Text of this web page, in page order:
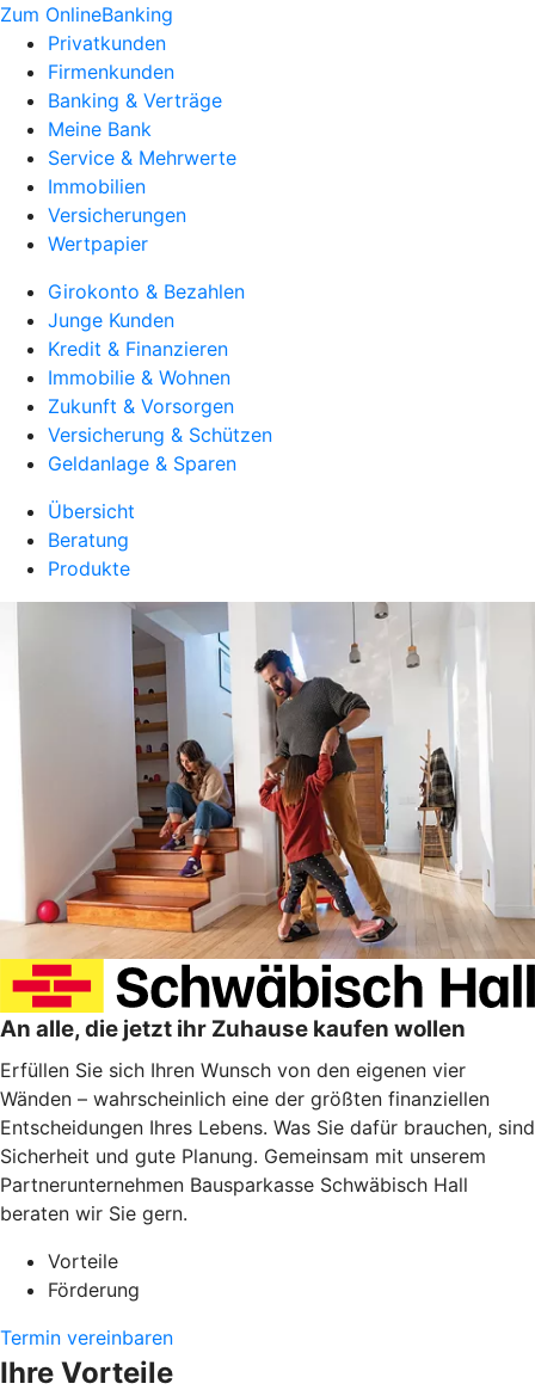
Zum OnlineBanking
Privatkunden
Firmenkunden
Banking & Verträge
Meine Bank
Service & Mehrwerte
Immobilien
Versicherungen
Wertpapier
Girokonto & Bezahlen
Junge Kunden
Kredit & Finanzieren
Immobilie & Wohnen
Zukunft & Vorsorgen
Versicherung & Schützen
Geldanlage & Sparen
Übersicht
Beratung
Produkte
An alle, die jetzt ihr Zuhause kaufen wollen
Erfüllen Sie sich Ihren Wunsch von den eigenen vier
Wänden – wahrscheinlich eine der größten finanziellen
Entscheidungen Ihres Lebens. Was Sie dafür brauchen, sind
Sicherheit und gute Planung. Gemeinsam mit unserem
Partnerunternehmen Bausparkasse Schwäbisch Hall
beraten wir Sie gern.
Vorteile
Förderung
Termin vereinbaren
Ihre Vorteile